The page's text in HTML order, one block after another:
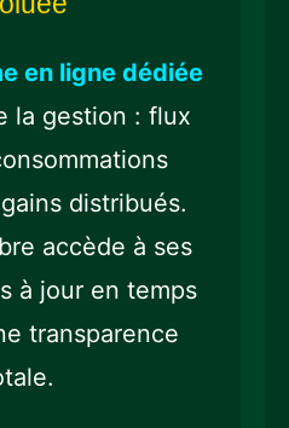
en ligne dédiée
la gestion : flux
distribués.
accède à ses
à jour en temps
transparence